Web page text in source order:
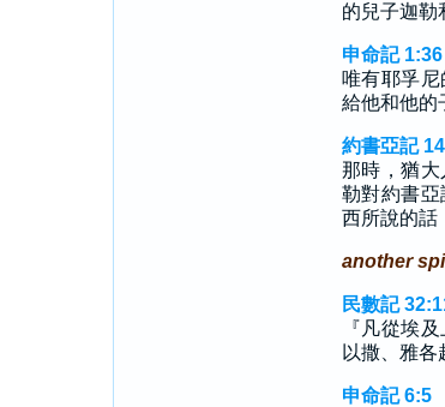
的兒子迦勒
申命記 1:36
唯有耶孚
給他和他的
約書亞記
那時，猶
勒對約書
西所說的
another
民數記
『凡從埃
以撒、雅
申命記 6:5